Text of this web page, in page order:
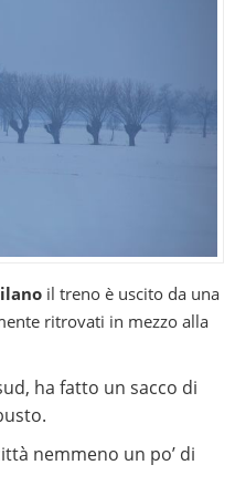
il treno è uscito da una
ritrovati in mezzo alla
ha fatto un sacco di
nemmeno un po’ di